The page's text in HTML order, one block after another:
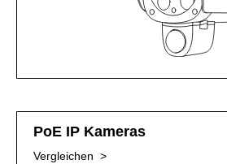
PoE IP Kameras
Vergleichen >